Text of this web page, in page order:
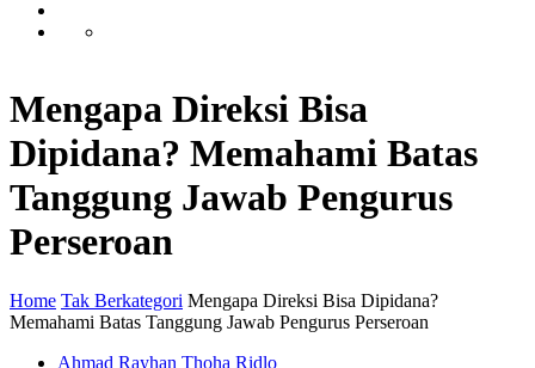
Mengapa Direksi Bisa
Dipidana? Memahami Batas
Tanggung Jawab Pengurus
Perseroan
Home Tak Berkategori Mengapa Direksi Bisa Dipidana?
Memahami Batas Tanggung Jawab Pengurus Perseroan
Ahmad Rayhan Thoha Ridlo